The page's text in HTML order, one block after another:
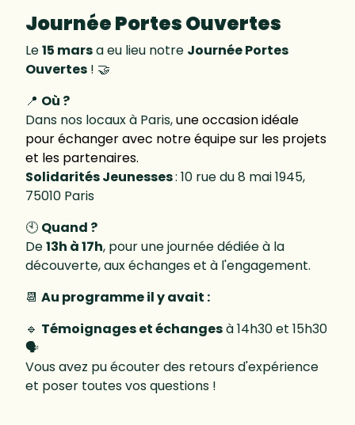
Journée Portes Ouvertes
Le15 marsa eu lieu notre Journée Portes
Ouvertes ! 🤝
📍 Où ?
Dans nos locaux à Paris,une occasion idéale
pour échanger avec notre équipe sur les projets
et les partenaires.
Solidarités Jeunesses: 10 rue du 8 mai 1945,
75010 Paris
🕙 Quand ?
De13h à 17h, pour une journée dédiée à la
découverte, aux échanges et à l'engagement.
📆 Au programme il y avait :
🔹 Témoignages et échangesà 14h30 et 15h30
🗣️
Vous avez pu écouter des retours d'expérience
et poser toutes vos questions !